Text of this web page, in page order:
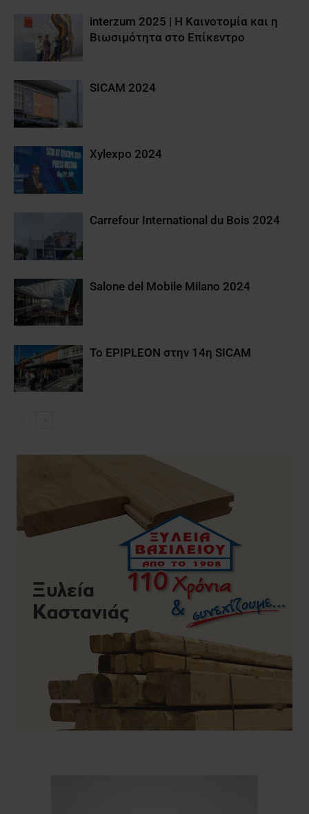
interzum 2025 | Η Καινοτομία και η
Βιωσιμότητα στο Επίκεντρο
SICAM 2024
Xylexpo 2024
Carrefour International du Bois 2024
Salone del Mobile Milano 2024
Το EPIPLEON στην 14η SICAM